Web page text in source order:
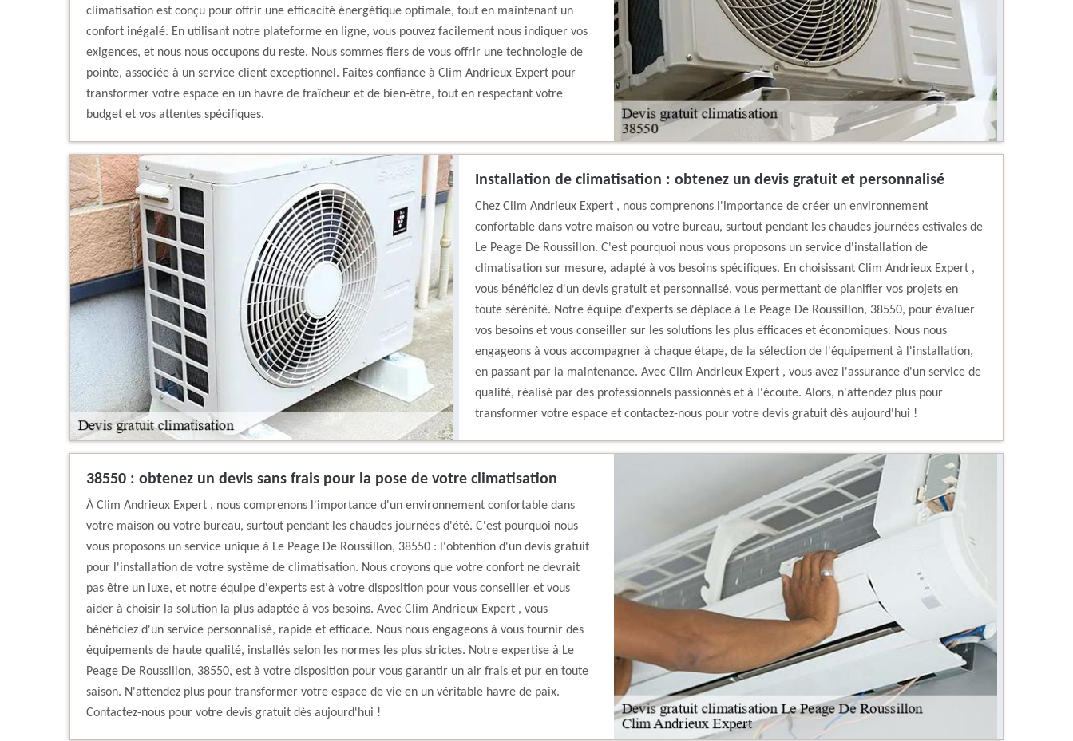
climatisation est conçu pour offrir une efficacité énergétique optimale, tout en maintenant un
confort inégalé. En utilisant notre plateforme en ligne, vous pouvez facilement nous indiquer vos
exigences, et nous nous occupons du reste. Nous sommes fiers de vous offrir une technologie de
pointe, associée à un service client exceptionnel. Faites confiance à Clim Andrieux Expert pour
transformer votre espace en un havre de fraîcheur et de bien-être, tout en respectant votre
budget et vos attentes spécifiques.
Installation de climatisation : obtenez un devis gratuit et personnalisé
Chez Clim Andrieux Expert , nous comprenons l'importance de créer un environnement
confortable dans votre maison ou votre bureau, surtout pendant les chaudes journées estivales de
Le Peage De Roussillon. C'est pourquoi nous vous proposons un service d'installation de
climatisation sur mesure, adapté à vos besoins spécifiques. En choisissant Clim Andrieux Expert ,
vous bénéficiez d'un devis gratuit et personnalisé, vous permettant de planifier vos projets en
toute sérénité. Notre équipe d'experts se déplace à Le Peage De Roussillon, 38550, pour évaluer
vos besoins et vous conseiller sur les solutions les plus efficaces et économiques. Nous nous
engageons à vous accompagner à chaque étape, de la sélection de l'équipement à l'installation,
en passant par la maintenance. Avec Clim Andrieux Expert , vous avez l'assurance d'un service de
qualité, réalisé par des professionnels passionnés et à l'écoute. Alors, n'attendez plus pour
transformer votre espace et contactez-nous pour votre devis gratuit dès aujourd'hui !
38550 : obtenez un devis sans frais pour la pose de votre climatisation
À Clim Andrieux Expert , nous comprenons l'importance d'un environnement confortable dans
votre maison ou votre bureau, surtout pendant les chaudes journées d'été. C'est pourquoi nous
vous proposons un service unique à Le Peage De Roussillon, 38550 : l'obtention d'un devis gratuit
pour l'installation de votre système de climatisation. Nous croyons que votre confort ne devrait
pas être un luxe, et notre équipe d'experts est à votre disposition pour vous conseiller et vous
aider à choisir la solution la plus adaptée à vos besoins. Avec Clim Andrieux Expert , vous
bénéficiez d'un service personnalisé, rapide et efficace. Nous nous engageons à vous fournir des
équipements de haute qualité, installés selon les normes les plus strictes. Notre expertise à Le
Peage De Roussillon, 38550, est à votre disposition pour vous garantir un air frais et pur en toute
saison. N'attendez plus pour transformer votre espace de vie en un véritable havre de paix.
Contactez-nous pour votre devis gratuit dès aujourd'hui !